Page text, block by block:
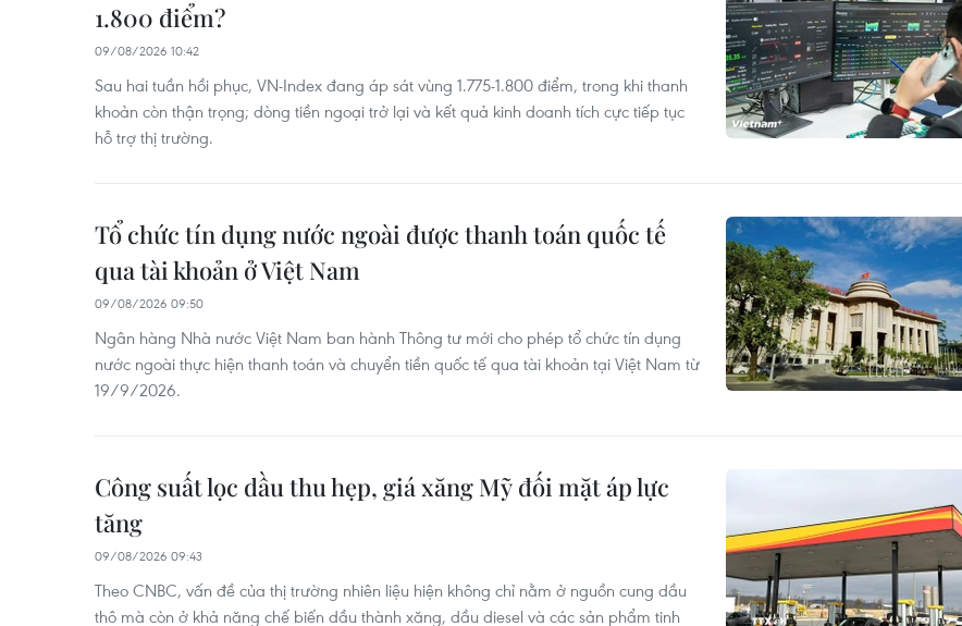
1.800 điểm?
09/08/2026 10:42
Sau hai tuần hồi phục, VN-Index đang áp sát vùng 1.775-1.800 điểm, trong khi thanh
khoản còn thận trọng; dòng tiền ngoại trở lại và kết quả kinh doanh tích cực tiếp tục
hỗ trợ thị trường.
Tổ chức tín dụng nước ngoài được thanh toán quốc tế
qua tài khoản ở Việt Nam
09/08/2026 09:50
Ngân hàng Nhà nước Việt Nam ban hành Thông tư mới cho phép tổ chức tín dụng
nước ngoài thực hiện thanh toán và chuyển tiền quốc tế qua tài khoản tại Việt Nam từ
19/9/2026.
Công suất lọc dầu thu hẹp, giá xăng Mỹ đối mặt áp lực
tăng
09/08/2026 09:43
Theo CNBC, vấn đề của thị trường nhiên liệu hiện không chỉ nằm ở nguồn cung dầu
thô mà còn ở khả năng chế biến dầu thành xăng, dầu diesel và các sản phẩm tinh